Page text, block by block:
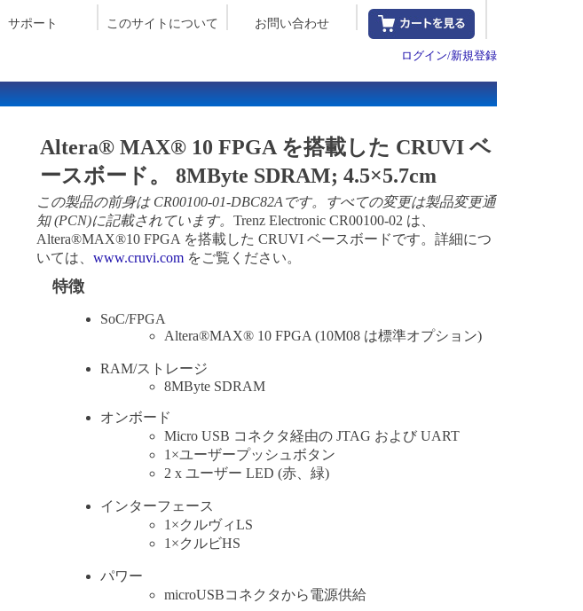
サポート このサイトについて お問い合わせ
ログイン/新規登録
Altera® MAX® 10 FPGA を搭載した CRUVI ベ
ースボード。 8MByte SDRAM; 4.5×5.7cm
この製品の前身は CR00100-01-DBC82A です。すべての変更は製品変更通
知 (PCN)に記載されています。 Trenz Electronic CR00100-02 は、
Altera®MAX®10 FPGA を搭載した CRUVI ベースボードです。詳細につ
いては、 www.cruvi.com をご覧ください。
特徴
SoC/FPGA
Altera®MAX® 10 FPGA (10M08 は標準オプション)
RAM/ストレージ
8MByte SDRAM
オンボード
Micro USB コネクタ経由の JTAG および UART
1×ユーザープッシュボタン
2 x ユーザー LED (赤、緑)
インターフェース
1×クルヴィLS
1×クルビHS
パワー
microUSBコネクタから電源供給